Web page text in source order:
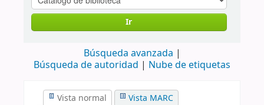
Ir
Búsqueda avanzada
Búsqueda de autoridad
Nube de etiquetas
Vista normal
Vista MARC